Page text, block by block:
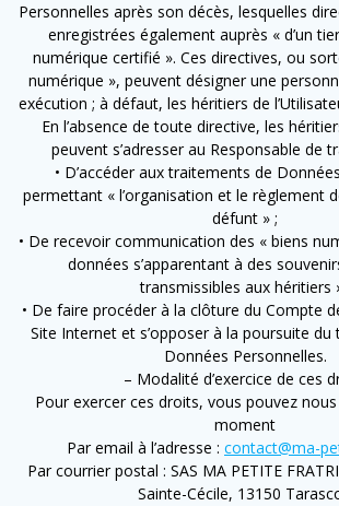
Personnelles après son décès, lesquelles
enregistrées également auprès « d’un
numérique certifié ». Ces directives, ou
numérique », peuvent désigner une
exécution ; à défaut, les héritiers de
En l’absence de toute directive, les
peuvent s’adresser au Responsable de
• D’accéder aux traitements de
permettant « l’organisation et le règlement
défunt » ;
• De recevoir communication des « biens
données s’apparentant à des
transmissibles aux héritiers
• De faire procéder à la clôture du Compte
Site Internet et s’opposer à la poursuite
Données Personnelles.
– Modalité d’exercice de ces
Pour exercer ces droits, vous pouvez
moment
Par email à l’adresse : contact@ma-
Par courrier postal : SAS MA PETITE
Sainte-Cécile, 13150